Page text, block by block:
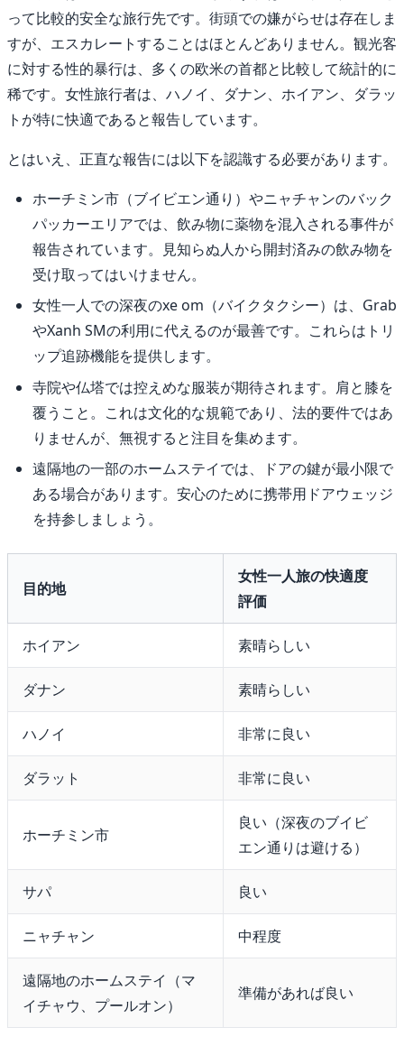
って比較的安全な旅行先です。街頭での嫌がらせは存在しま
すが、エスカレートすることはほとんどありません。観光客
に対する性的暴行は、多くの欧米の首都と比較して統計的に
稀です。女性旅行者は、ハノイ、ダナン、ホイアン、ダラッ
トが特に快適であると報告しています。
とはいえ、正直な報告には以下を認識する必要があります。
ホーチミン市（ブイビエン通り）やニャチャンのバック
パッカーエリアでは、飲み物に薬物を混入される事件が
報告されています。見知らぬ人から開封済みの飲み物を
受け取ってはいけません。
女性一人での深夜のxe om（バイクタクシー）は、Grab
やXanh SMの利用に代えるのが最善です。これらはトリ
ップ追跡機能を提供します。
寺院や仏塔では控えめな服装が期待されます。肩と膝を
覆うこと。これは文化的な規範であり、法的要件ではあ
りませんが、無視すると注目を集めます。
遠隔地の一部のホームステイでは、ドアの鍵が最小限で
ある場合があります。安心のために携帯用ドアウェッジ
を持参しましょう。
目的地
女性一人旅の快適度
評価
ホイアン 素晴らしい
ダナン 素晴らしい
ハノイ 非常に良い
ダラット 非常に良い
ホーチミン市
良い（深夜のブイビ
エン通りは避ける）
サパ 良い
ニャチャン 中程度
遠隔地のホームステイ（マ
イチャウ、プールオン）
準備があれば良い